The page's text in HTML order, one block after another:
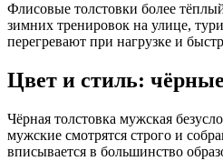
Флисовые толстовки более
зимних тренировок на улице,
перегревают при нагрузке и
Цвет и стиль:
Чёрная толстовка мужская
мужские смотрятся строго и
вписывается в большинство